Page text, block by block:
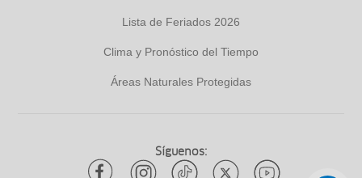
Lista de Feriados 2026
Clima y Pronóstico del Tiempo
Áreas Naturales Protegidas
Síguenos: